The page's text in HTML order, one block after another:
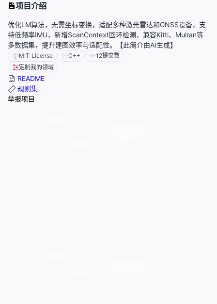
项目介绍
优化LM算法，无需坐标变换，适配多种激光雷达和GNSS设备，支
持低频率IMU，新增ScanContext回环检测，兼容Kitti、Mulran等
多数据集，提升建图效率与适配性。【此简介由AI生成】
MIT_License C++ 12提交数
定制我的领域
README
规则集
举报项目